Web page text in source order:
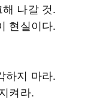
나갈 것.
현실이다.
하지 마라.
켜라.